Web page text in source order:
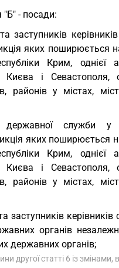
"Б" - посади:
заступників
яких поширюється
Крим, однієї
Києва і Севастополя,
районів у містах,
державної служби у
яких поширюється
Крим, однієї
Києва і Севастополя,
районів у містах,
заступників керівників
органів
державних органів;
другої статті 6 із змінами,